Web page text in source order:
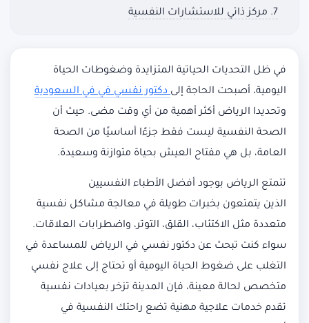
7. مركز ذاتي للاستشارات النفسية
في ظل التحديات الحياتية المتزايدة وضغوطات الحياة
اليومية، أصبحت الحاجة إلىدكتور نفسي في في السعودية
وتحديدا الرياض أكثر أهمية من أي وقت مضى. حيث أن
الصحة النفسية ليست فقط جزءًا أساسيًا من الصحة
العامة، بل هي مفتاح العيش بحياة متوازنة وسعيدة.
تتمتع الرياض بوجود أفضل الأطباء النفسيين
الذين يتمتعون بخبرات طويلة في معالجة مشاكل نفسية
متعددة مثل الاكتئاب، القلق، التوتر، واضطرابات العلاقات.
سواء كنت تبحث عن دكتور نفسي في الرياض للمساعدة في
التغلب على ضغوط الحياة اليومية أو تحتاج إلى علاج نفسي
متخصص لحالة معينة، فإن المدينة تزخر بعيادات نفسية
تقدم خدمات علاجية مهنية تضع راحتك النفسية في